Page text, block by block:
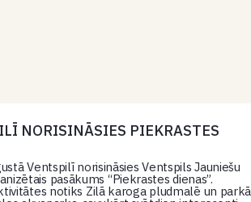
NORISINĀSIES PIEKRASTES
Ventspilī norisināsies Ventspils Jauniešu
pasākums “Piekrastes dienas”.
notiks Zilā karoga pludmalē un parkā